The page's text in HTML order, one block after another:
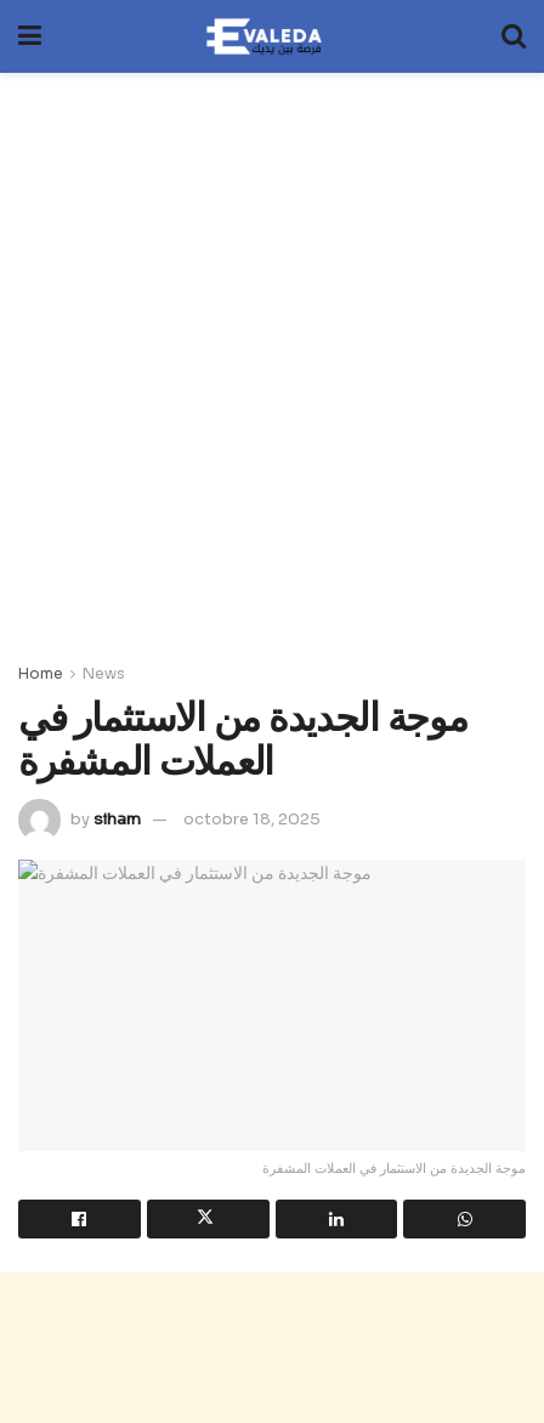
Home News
موجة الجديدة من الاستثمار في
العملات المشفرة
bysiham octobre 18, 2025
موجة الجديدة من الاستثمار في العملات المشفرة